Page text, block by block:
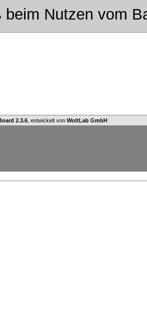
beim Nutzen vom
2.3.6 , entwickelt von WoltLab GmbH